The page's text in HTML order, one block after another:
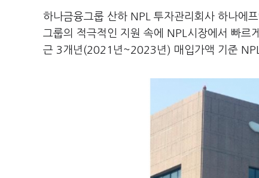
하나금융그룹 산하 NPL 투자관리회사 하나에
그룹의 적극적인 지원 속에 NPL시장에서 빠르
근 3개년(2021년~2023년) 매입가액 기준